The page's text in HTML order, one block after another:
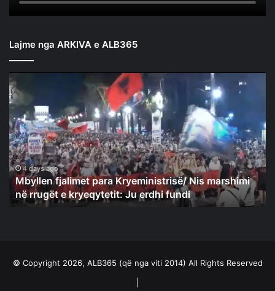
Lajme nga ARKIVA e ALB365
Mbyllen
fjalimet
para
Kryeministrisë/
Nis
marshimi
në
rrugët
kryeqytetit:
4 days ago
Mbyllen fjalimet para Kryeministrisë/ Nis marshimi
në rrugët e kryeqytetit: Ju erdhi fundi
© Copyright 2026, ALB365 (që nga viti 2014) All Rights Reserved